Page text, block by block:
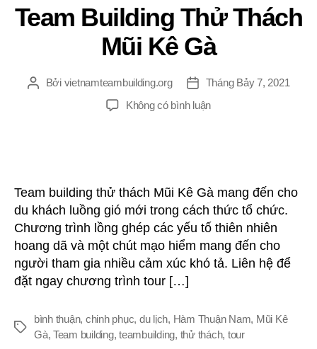
Team Building Thử Thách
Mũi Kê Gà
TácBởi vietnamteambuilding.org
Ngày
đăng
Tháng Bảy 7, 2021
Không có bình luậnở
Kê
Gà
Team building thử thách Mũi Kê Gà mang đến cho
du khách luồng gió mới trong cách thức tổ chức.
Chương trình lồng ghép các yếu tố thiên nhiên
hoang dã và một chút mạo hiểm mang đến cho
người tham gia nhiều cảm xúc khó tả. Liên hệ để
đặt ngay chương trình tour […]
Thẻ
bình thuận, chinh phục, du lịch, Hàm Thuận Nam, Mũi Kê
Gà, Team building,teambuilding, thử thách, tour